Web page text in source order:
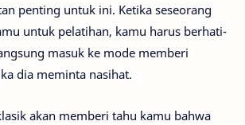
penting untuk ini. Ketika seseorang
untuk pelatihan, kamu harus berhati-
masuk ke mode memberi
dia meminta nasihat.
akan memberi tahu kamu bahwa